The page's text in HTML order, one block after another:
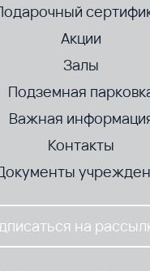
Акции
Залы
Подземная
Важная
Контакты
на